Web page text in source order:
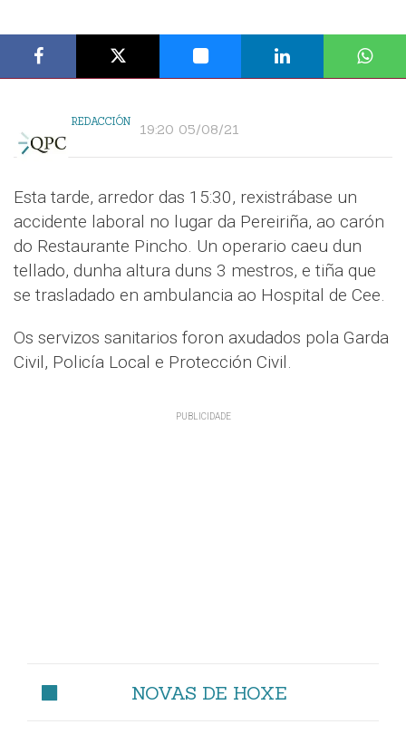
REDACCIÓN 19:20 05/08/21
Esta tarde, arredor das 15:30, rexistrábase un
accidente laboral no lugar da Pereiriña, ao carón
do Restaurante Pincho. Un operario caeu dun
tellado, dunha altura duns 3 mestros, e tiña que
se trasladado en ambulancia ao Hospital de Cee.
Os servizos sanitarios foron axudados pola Garda
Civil, Policía Local e Protección Civil.
NOVAS DE HOXE